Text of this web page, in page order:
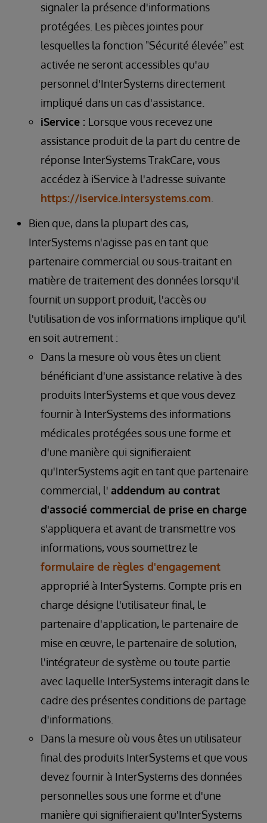
signaler la présence d'informations
protégées. Les pièces jointes pour
lesquelles la fonction "Sécurité élevée" est
activée ne seront accessibles qu'au
personnel d'InterSystems directement
impliqué dans un cas d'assistance.
iService : Lorsque vous recevez une
assistance produit de la part du centre de
réponse InterSystems TrakCare, vous
accédez à iService à l'adresse suivante
https://iservice.intersystems.com
Bien que, dans la plupart des cas,
InterSystems n'agisse pas en tant que
partenaire commercial ou sous-traitant en
matière de traitement des données lorsqu'il
fournit un support produit, l'accès ou
l'utilisation de vos informations implique qu'il
en soit autrement :
Dans la mesure où vous êtes un client
bénéficiant d'une assistance relative à des
produits InterSystems et que vous devez
fournir à InterSystems des informations
médicales protégées sous une forme et
d'une manière qui signifieraient
qu'InterSystems agit en tant que partenaire
commercial, l' addendum au contrat
d'associé commercial de prise en charge
s'appliquera et avant de transmettre vos
informations, vous soumettrez le
formulaire de règles d'engagement
approprié à InterSystems. Compte pris en
charge désigne l'utilisateur final, le
partenaire d'application, le partenaire de
mise en œuvre, le partenaire de solution,
l'intégrateur de système ou toute partie
avec laquelle InterSystems interagit dans le
cadre des présentes conditions de partage
d'informations.
Dans la mesure où vous êtes un utilisateur
final des produits InterSystems et que vous
devez fournir à InterSystems des données
personnelles sous une forme et d'une
manière qui signifieraient qu'InterSystems